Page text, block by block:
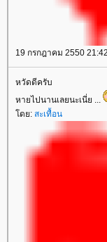
19 กรกฎาคม 2550
หวัดดีครับ
หายไปนานเลยนะเนี่ย ...
ดย: สะเทื้อน